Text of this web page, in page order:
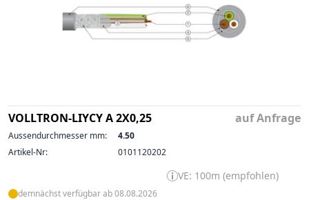
VOLLTRON-LIYCY A 2X0,25 auf Anfrage
Aussendurchmesser mm:
4.50
Artikel-Nr:
0101120202
VE: 100m (empfohlen)
demnächst verfügbar ab 08.08.2026